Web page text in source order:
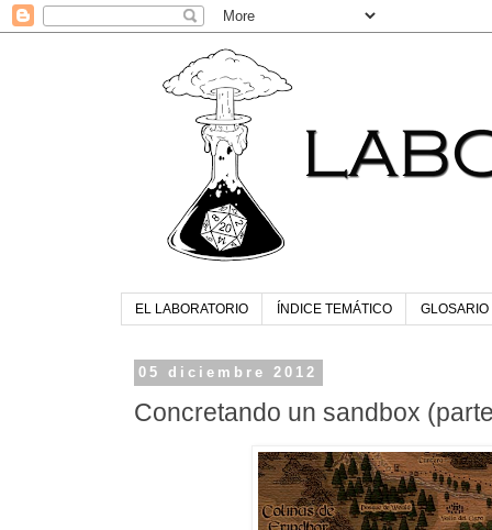
EL LABORATORIO ÍNDICE TEMÁTICO
05 diciembre 2012
Concretando un sandbox